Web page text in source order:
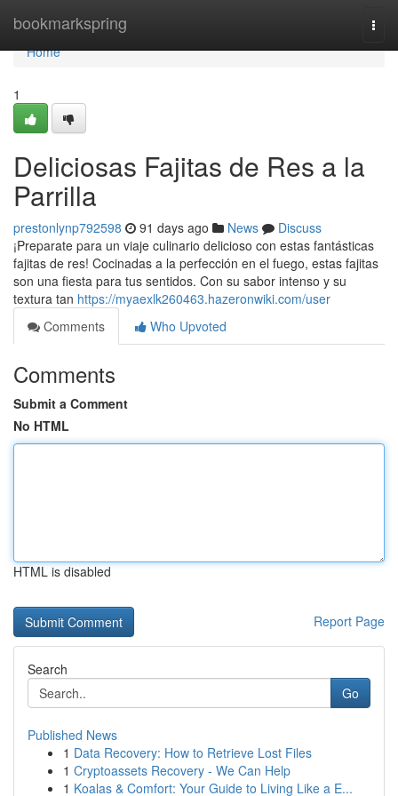
bookmarkspring
Home
Home
1
Deliciosas Fajitas de Res a la
Parrilla
prestonlynp792598 91 days ago News
Discuss
¡Preparate para un viaje culinario delicioso con estas fantásticas
fajitas de res! Cocinadas a la perfección en el fuego, estas fajitas
son una fiesta para tus sentidos. Con su sabor intenso y su
textura tan https://myaexlk260463.hazeronwiki.com/user
Comments
Who Upvoted
Comments
Submit a Comment
No HTML
HTML is disabled
Report Page
Search
Go
Published News
1 Data Recovery: How to Retrieve Lost Files
1 Cryptoassets Recovery - We Can Help
1 Koalas & Comfort: Your Guide to Living Like a E...